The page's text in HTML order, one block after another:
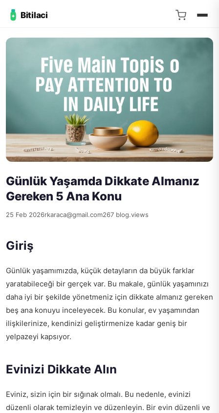
Bitilaci
Günlük Yaşamda Dikkate Almanız
Gereken 5 Ana Konu
25 Feb 2026rkaraca@gmail.com267 blog.views
Giriş
Günlük yaşamımızda, küçük detayların da büyük farklar
yaratabileceği bir gerçek var. Bu makale, günlük yaşamınızı
daha iyi bir şekilde yönetmeniz için dikkate almanız gereken
beş ana konuyu inceleyecek. Bu konular, ev yaşamından
ilişkilerinize, kendinizi geliştirmenize kadar geniş bir
yelpazeyi kapsıyor.
Evinizi Dikkate Alın
Eviniz, sizin için bir sığınak olmalı. Bu nedenle, evinizi
düzenli olarak temizleyin ve düzenleyin. Bir evin düzenli ve